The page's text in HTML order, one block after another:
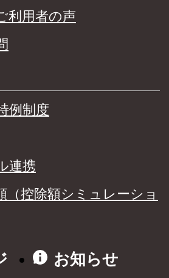
利用者の声
例制度
連携
（控除額シミュレーショ
お知らせ